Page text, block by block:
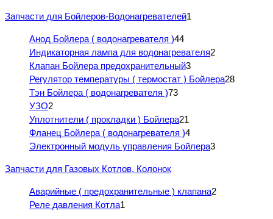
Запчасти для Бойлеров-Водонагревателей1
Анод Бойлера ( водонагревателя )44
Индикаторная лампа для водонагревателя2
Клапан Бойлера предохранительный3
Регулятор температуры ( термостат ) Бойлера28
Тэн Бойлера ( водонагревателя )73
УЗО2
Уплотнители ( прокладки ) Бойлера21
Фланец Бойлера ( водонагревателя )4
Электронный модуль управления Бойлера3
Запчасти для Газовых Котлов, Колонок
Аварийные ( предохранительные ) клапана2
Реле давления Котла1